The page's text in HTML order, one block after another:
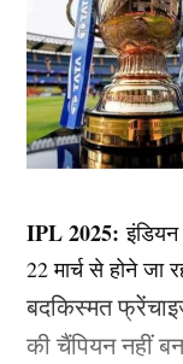
IPL 2025:
22 मार्च से होने जा
बदकिस्मत
की चैंपियन नहीं